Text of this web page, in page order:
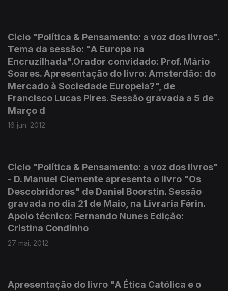
Ciclo "Política & Pensamento: a voz dos livros".
Tema da sessão: "A Europa na
Encruzilhada".Orador convidado: Prof. Mário
Soares. Apresentação do livro: Amsterdão: do
Mercado à Sociedade Europeia?", de
Francisco Lucas Pires. Sessão gravada a 5 de
Março d
16 jun. 2012
Ciclo "Política & Pensamento: a voz dos livros"
- D. Manuel Clemente apresenta o livro "Os
Descobridores" de Daniel Boorstin. Sessão
gravada no dia 21 de Maio, na Livraria Férin.
Apoio técnico: Fernando Nunes Edição:
Cristina Condinho
27 mai. 2012
Apresentação do livro "A Ética Católica e o